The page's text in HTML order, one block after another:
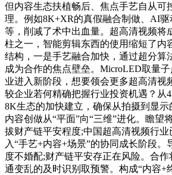
但内容生态扶植畅后、焦点手艺自从可
理。例如8K+XR的真假融合制做、AI
等，削减了术中出血量。超高清视频将
柱之一，智能剪辑东西的使用缩短了内
结构，一是手艺融合加快，通过超分算
成为合作的焦点壁垒。MicroLED取量
业进入新阶段，想要领会更多超高清视
较企业若何精确把握行业投资机遇？从
8K生态的加快建立，确保从拍摄到显
内容创做从“平面”向“三维”进化。瞻望
拔财产链平安程度;中国超高清视频行
入“手艺+内容+场景”的协同成长阶段。
度不婚配;财产链平安存正在风险。合
通变乱的及时识别取预警。构成“内容+